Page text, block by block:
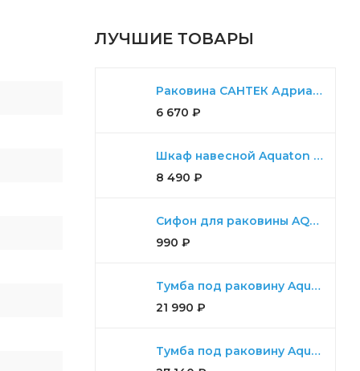
ЛУЧШИЕ ТОВАРЫ
Раковина САНТЕК Адриана 55
6 670 ₽
Шкаф навесной Aquaton Либерти дуб эльвезия
8 490 ₽
Сифон для раковины AQUATON универсальный
990 ₽
Тумба под раковину Aquaton Либерти 100, 2 ящика, дуб эльвезия
21 990 ₽
Тумба под раковину Aquaton Мадрид 100 М 2 ящика белый